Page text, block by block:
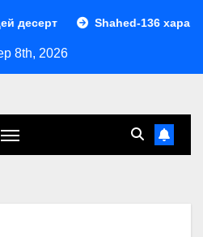
Shahed-136 характеристики:
8th, 2026